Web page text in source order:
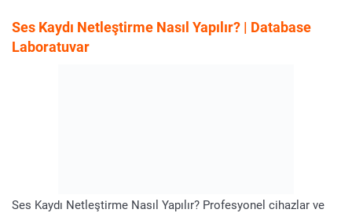
Ses Kaydı Netleştirme Nasıl Yapılır? | Database
Laboratuvar
Ses Kaydı Netleştirme Nasıl Yapılır? Profesyonel cihazlar ve